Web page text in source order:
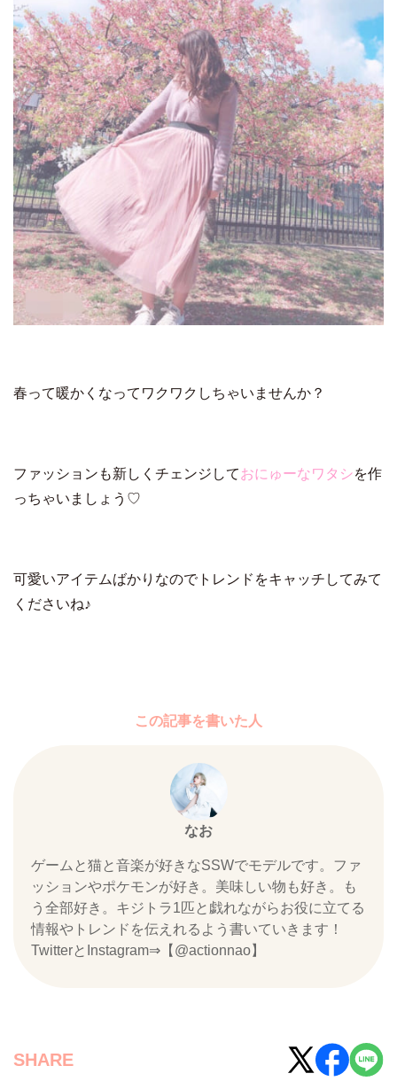
春って暖かくなってワクワクしちゃいませんか？
ファッションも新しくチェンジして おにゅーなワタシを作
っちゃいましょう♡
可愛いアイテムばかりなのでトレンドをキャッチしてみて
くださいね♪
この記事を書いた人
なお
ゲームと猫と音楽が好きなSSWでモデルです。ファ
ッションやポケモンが好き。美味しい物も好き。も
う全部好き。キジトラ1匹と戯れながらお役に立てる
情報やトレンドを伝えれるよう書いていきます！
TwitterとInstagram⇒【@actionnao】
SHARE